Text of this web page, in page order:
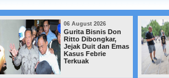
06 August 2026
Beijing Kerahkan 72
Robot untuk
Mengelola Taman
Kota